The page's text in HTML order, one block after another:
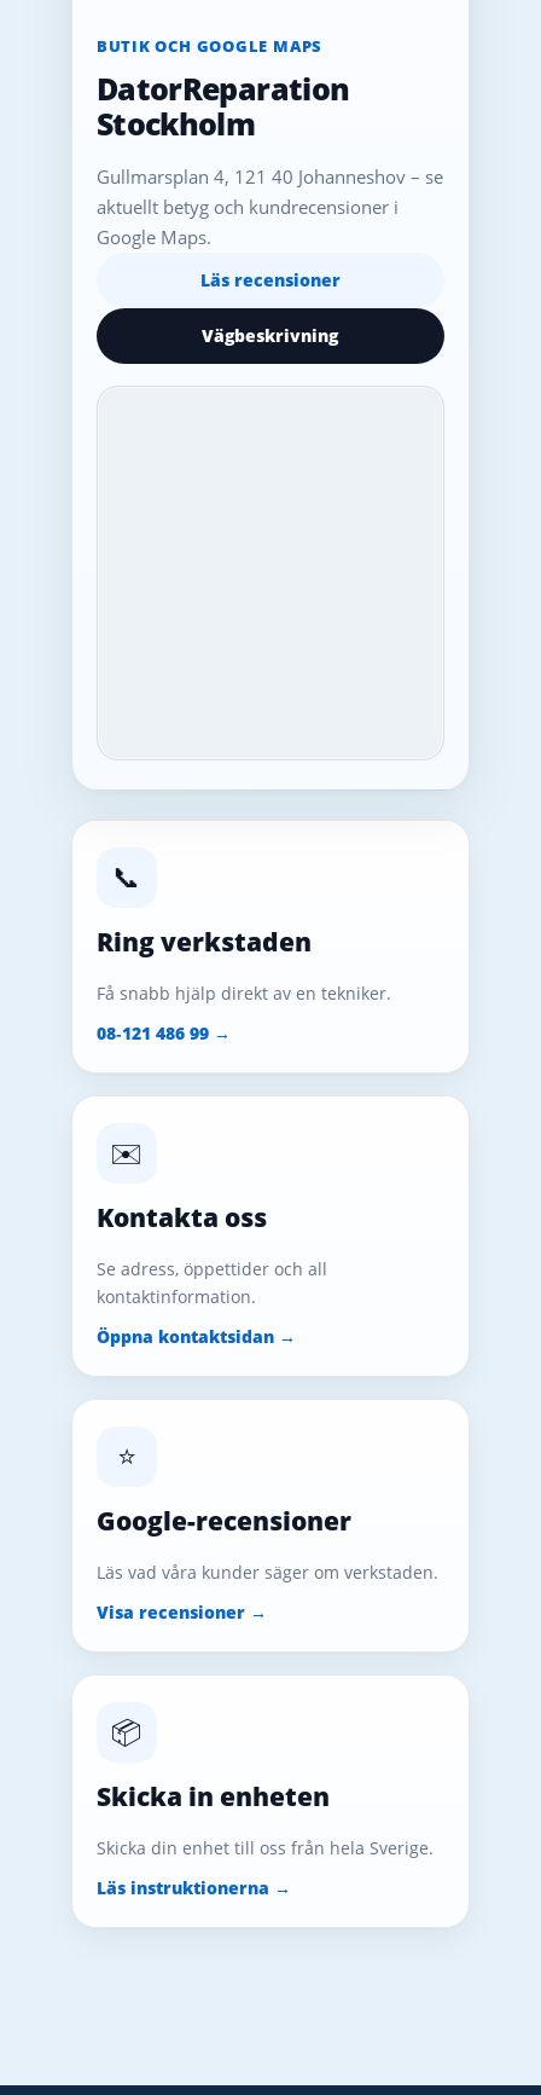
BUTIK OCH GOOGLE MAPS
DatorReparation
Stockholm
Gullmarsplan 4, 121 40 Johanneshov – se
aktuellt betyg och kundrecensioner i
Google Maps.
Läs recensioner
Vägbeskrivning
📞
Ring verkstaden
Få snabb hjälp direkt av en tekniker.
08‑121 486 99 →
✉️
Kontakta oss
Se adress, öppettider och all
kontaktinformation.
Öppna kontaktsidan →
⭐
Google-recensioner
Läs vad våra kunder säger om verkstaden.
Visa recensioner →
📦
Skicka in enheten
Skicka din enhet till oss från hela Sverige.
Läs instruktionerna →